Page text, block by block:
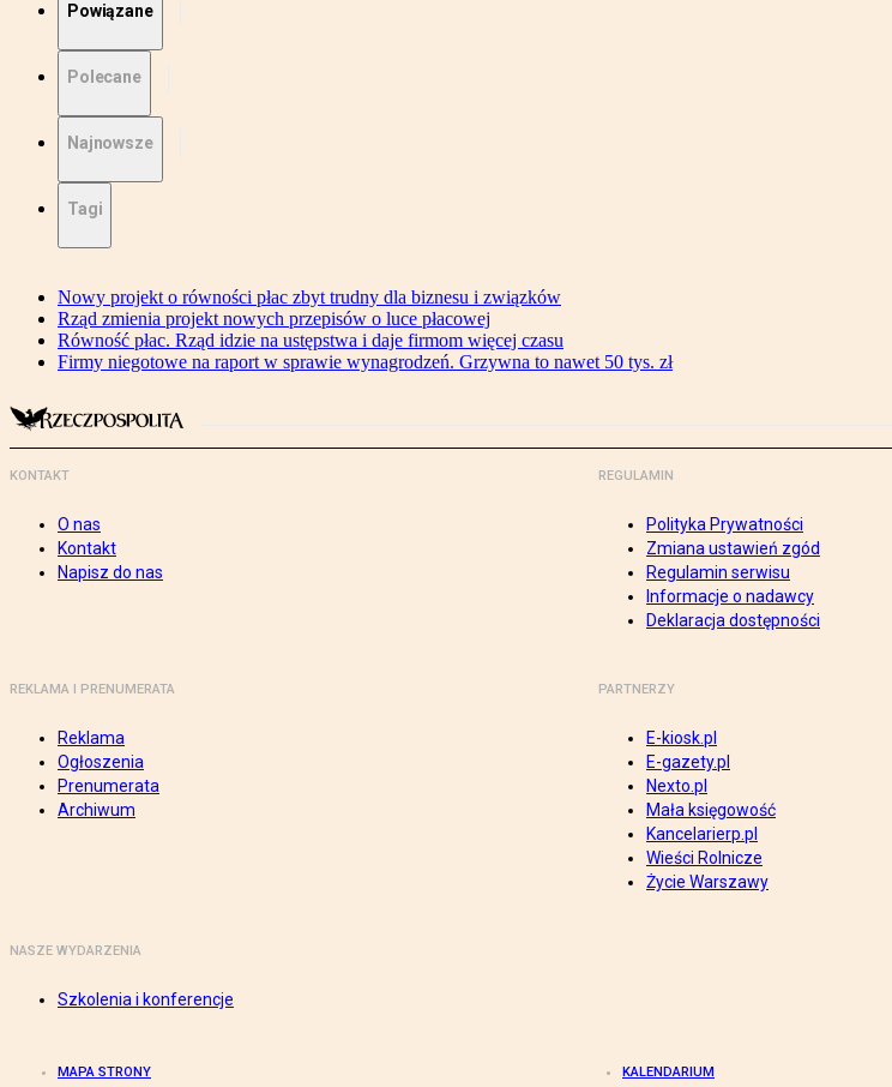
Powiązane
Polecane
Najnowsze
Tagi
Nowy projekt o równości płac zbyt trudny dla biznesu i związków
Rząd zmienia projekt nowych przepisów o luce płacowej
Równość płac. Rząd idzie na ustępstwa i daje firmom więcej czasu
Firmy niegotowe na raport w sprawie wynagrodzeń. Grzywna to nawet 50 tys. zł
KONTAKT
O nas
Kontakt
Napisz do nas
REGULAMIN
Polityka Prywatności
Zmiana ustawień zgód
Regulamin serwisu
Informacje o nadawcy
Deklaracja dostępności
REKLAMA I PRENUMERATA
Reklama
Ogłoszenia
Prenumerata
Archiwum
PARTNERZY
E-kiosk.pl
E-gazety.pl
Nexto.pl
Mała księgowość
Kancelarierp.pl
Wieści Rolnicze
Życie Warszawy
NASZE WYDARZENIA
Szkolenia i konferencje
MAPA STRONY KALENDARIUM